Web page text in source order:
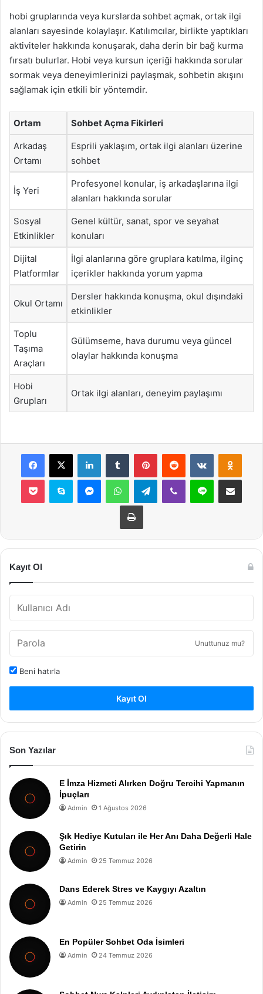
hobi gruplarında veya kurslarda sohbet açmak, ortak ilgi
alanları sayesinde kolaylaşır. Katılımcılar, birlikte yaptıkları
aktiviteler hakkında konuşarak, daha derin bir bağ kurma
fırsatı bulurlar. Hobi veya kursun içeriği hakkında sorular
sormak veya deneyimlerinizi paylaşmak, sohbetin akışını
sağlamak için etkili bir yöntemdir.
Ortam Sohbet Açma Fikirleri
Arkadaş
Ortamı
Esprili yaklaşım, ortak ilgi alanları üzerine
sohbet
İş Yeri
Profesyonel konular, iş arkadaşlarına ilgi
alanları hakkında sorular
Sosyal
Etkinlikler
Genel kültür, sanat, spor ve seyahat
konuları
Dijital
Platformlar
İlgi alanlarına göre gruplara katılma, ilginç
içerikler hakkında yorum yapma
Okul Ortamı
Dersler hakkında konuşma, okul dışındaki
etkinlikler
Toplu
Taşıma
Araçları
Gülümseme, hava durumu veya güncel
olaylar hakkında konuşma
Hobi
Grupları
Ortak ilgi alanları, deneyim paylaşımı
Facebook
X LinkedInTumblr PinterestReddit VKontakte
Pocket Skype MessengerWhatsAppTelegramViber Line E-Posta ile
Yazdır
Kayıt Ol
Unuttunuz mu?
Beni hatırla
Kayıt Ol
Son Yazılar
E İmza Hizmeti Alırken Doğru Tercihi Yapmanın
İpuçları
Admin 1 Ağustos 2026
Şık Hediye Kutuları ile Her Anı Daha Değerli Hale
Getirin
Admin 25 Temmuz 2026
Dans Ederek Stres ve Kaygıyı Azaltın
Admin 25 Temmuz 2026
En Popüler Sohbet Oda İsimleri
Admin 24 Temmuz 2026